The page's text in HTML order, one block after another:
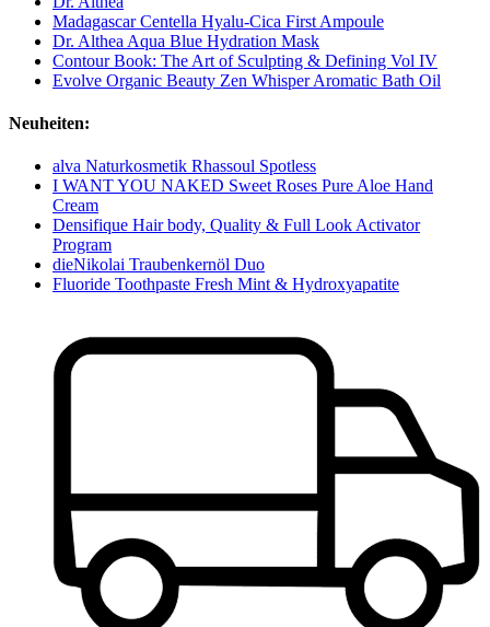
Madagascar Centella Hyalu-Cica First Ampoule
Dr. Althea Aqua Blue Hydration Mask
Contour Book: The Art of Sculpting & Defining Vol IV
Evolve Organic Beauty Zen Whisper Aromatic Bath Oil
Neuheiten:
alva Naturkosmetik Rhassoul Spotless
I WANT YOU NAKED Sweet Roses Pure Aloe Hand
Cream
Densifique Hair body, Quality & Full Look Activator
Program
dieNikolai Traubenkernöl Duo
Fluoride Toothpaste Fresh Mint & Hydroxyapatite